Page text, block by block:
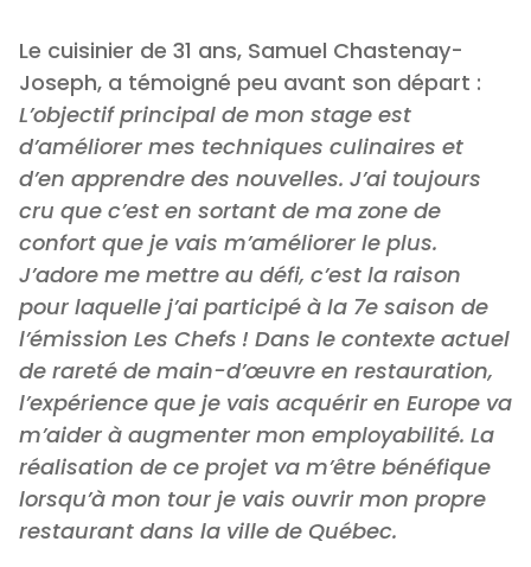
Le cuisinier de 31 ans, Samuel Chastenay-
Joseph, a témoigné peu avant son départ :
L’objectif principal de mon stage est
d’améliorer mes techniques culinaires et
d’en apprendre des nouvelles. J’ai toujours
cru que c’est en sortant de ma zone de
confort que je vais m’améliorer le plus.
J’adore me mettre au défi, c’est la raison
pour laquelle j’ai participé à la 7e saison de
l’émission Les Chefs ! Dans le contexte actuel
de rareté de main-d’œuvre en restauration,
l’expérience que je vais acquérir en Europe va
m’aider à augmenter mon employabilité. La
réalisation de ce projet va m’être bénéfique
lorsqu’à mon tour je vais ouvrir mon propre
restaurant dans la ville de Québec.